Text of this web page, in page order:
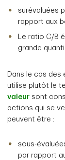
surévaluées
rapport aux
Le ratio C/B
grande
Dans le cas des
utilise plutôt le
valeur sont
actions qui se
peuvent être :
sous-
par rapport